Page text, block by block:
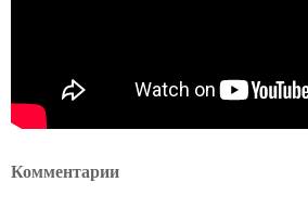
Комментарии